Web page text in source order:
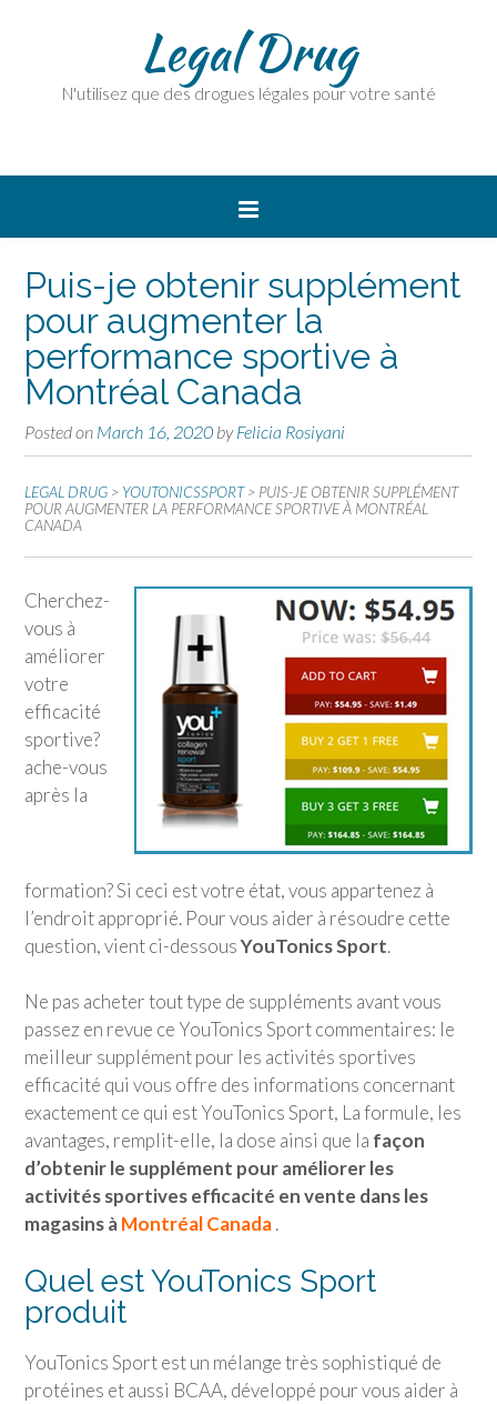
Legal Drug
N'utilisez que des drogues légales pour votre santé
Puis-je obtenir supplément
pour augmenter la
performance sportive à
Montréal Canada
Posted on March 16, 2020 byFelicia Rosiyani
LEGAL DRUG > YOUTONICSSPORT > PUIS-JE OBTENIR SUPPLÉMENT
POUR AUGMENTER LA PERFORMANCE SPORTIVE À MONTRÉAL
CANADA
Cherchez-
vous à
améliorer
votre
efficacité
sportive?
ache-vous
après la
formation? Si ceci est votre état, vous appartenez à
l’endroit approprié. Pour vous aider à résoudre cette
question, vient ci-dessousYouTonics Sport.
Ne pas acheter tout type de suppléments avant vous
passez en revue ce YouTonics Sportcommentaires: le
meilleur supplément pour les activités sportives
efficacité qui vous offre des informations concernant
exactement ce qui estYouTonics Sport, La formule, les
avantages, remplit-elle, la dose ainsi que la façon
d’obtenir le supplément pour améliorer les
activités sportives efficacité en vente dans les
magasins àMontréal Canada.
Quel estYouTonics Sport
produit
YouTonics Sportest un mélange très sophistiqué de
protéines et aussi BCAA, développé pour vous aider à